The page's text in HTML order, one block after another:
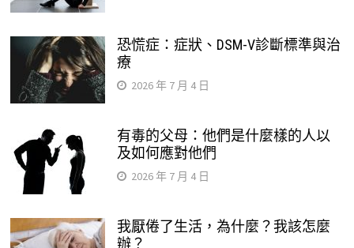
恐慌症：症狀、DSM-V診斷標準與治
療
2026 年 7 月 4 日
有毒的父母：他們是什麼樣的人以
及如何應對他們
2026 年 7 月 4 日
我厭倦了生活，為什麼？我該怎麼
辦？